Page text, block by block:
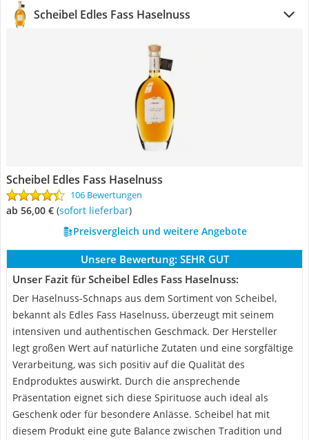
Scheibel Edles Fass Haselnuss
Scheibel Edles Fass Haselnuss
106 Bewertungen
ab 56,00 € ( Sofort lieferbar)
Preisvergleich und weitere Angebote
Unsere Bewertung: SEHR GUT
Unser Fazit für Scheibel Edles Fass Haselnuss:
Der Haselnuss-Schnaps aus dem Sortiment von Scheibel,
bekannt als Edles Fass Haselnuss, überzeugt mit seinem
intensiven und authentischen Geschmack. Der Hersteller
legt großen Wert auf natürliche Zutaten und eine sorgfältige
Verarbeitung, was sich positiv auf die Qualität des
Endproduktes auswirkt. Durch die ansprechende
Präsentation eignet sich diese Spirituose auch ideal als
Geschenk oder für besondere Anlässe. Scheibel hat mit
diesem Produkt eine gute Balance zwischen Tradition und